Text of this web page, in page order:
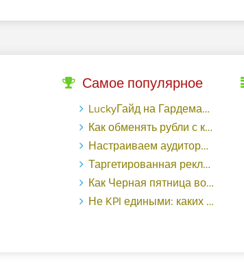
Самое популярное
LuckyГайд на Гардемакс с LuckyAds: 317 279 рублей за 10 дней - «Надо знать»
Как обменять рубли с карты Тинькофф на Tether ERC20 (USDT)?
Настраиваем аудиторный таргетинг в поисковой кампании Google Ads - «Заработок»
Таргетированная реклама в «Одноклассниках»: как ее настроить и нужно ли - «Заработок»
Как Черная пятница во «ВКонтакте» принесла магазину подарков 221 продажу по цене 38 рублей - «Заработок»
Не KPI едиными: каких маркетологов ценят - «Заработок»